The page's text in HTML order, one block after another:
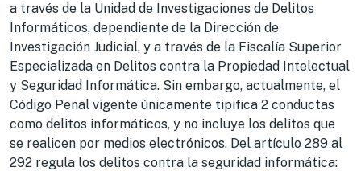
a través de la Unidad de Investigaciones de Delitos
Informáticos, dependiente de la Dirección de
Investigación Judicial, y a través de la Fiscalía Superior
Especializada en Delitos contra la Propiedad Intelectual
y Seguridad Informática. Sin embargo, actualmente, el
Código Penal vigente únicamente tipifica 2 conductas
como delitos informáticos, y no incluye los delitos que
se realicen por medios electrónicos. Del artículo 289 al
292 regula los delitos contra la seguridad informática: